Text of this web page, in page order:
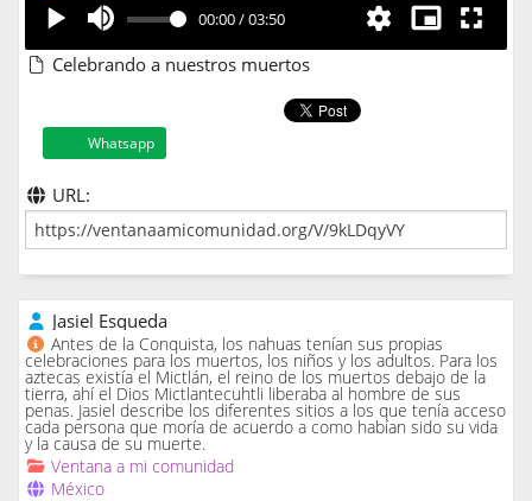
00:00/03:50
Celebrando a nuestros muertos
Whatsapp
URL:
Jasiel Esqueda
Antes de la Conquista, los nahuas tenían sus propias
celebraciones para los muertos, los niños y los adultos. Para los
aztecas existía el Mictlán, el reino de los muertos debajo de la
tierra, ahí el Dios Mictlantecuhtli liberaba al hombre de sus
penas. Jasiel describe los diferentes sitios a los que tenía acceso
cada persona que moría de acuerdo a como habían sido su vida
y la causa de su muerte.
Ventana a mi comunidad
México